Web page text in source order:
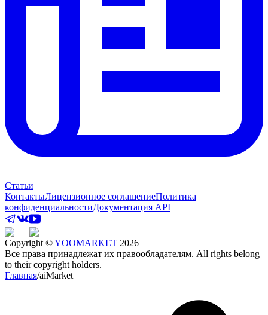
Статьи
КонтактыЛицензионное соглашениеПолитика
конфиденциальностиДокументация API
Copyright ©YOOMARKET 2026
Все права принадлежат их правообладателям. All rights belong
to their copyright holders.
Главная/aiMarket